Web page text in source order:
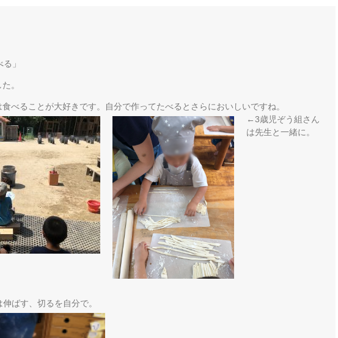
」
。
べることが大好きです。自分で作ってたべるとさらにおいしいですね。
←3歳児ぞう組さん
は先生と一緒に。
ばす、切るを自分で。